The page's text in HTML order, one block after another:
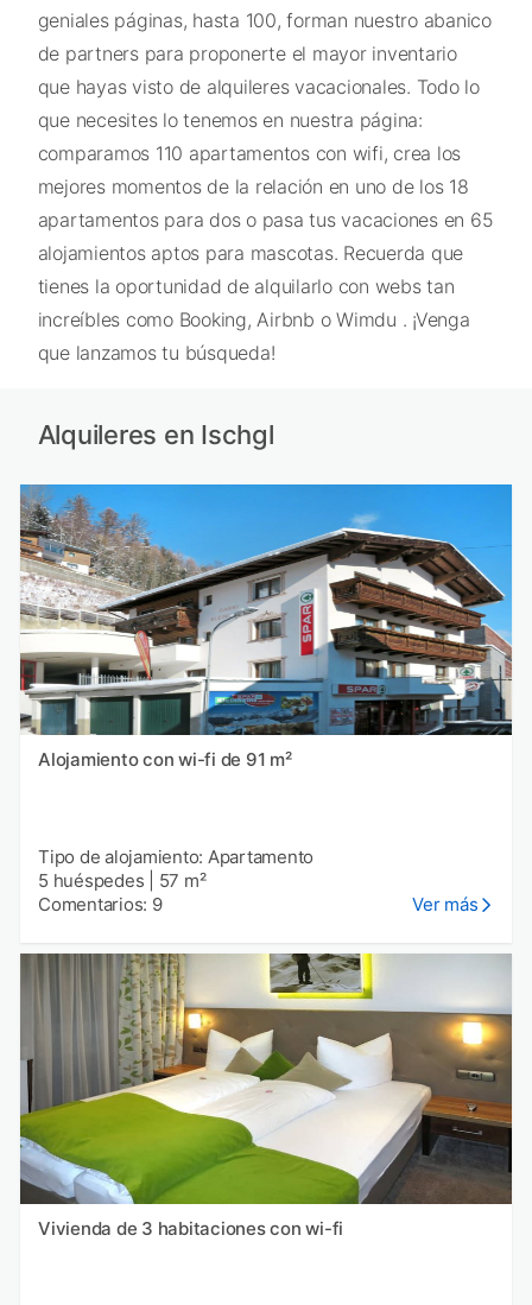
geniales páginas, hasta 100, forman nuestro abanico
de partners para proponerte el mayor inventario
que hayas visto de alquileres vacacionales. Todo lo
que necesites lo tenemos en nuestra página:
comparamos 110 apartamentos con wifi, crea los
mejores momentos de la relación en uno de los 18
apartamentos para dos o pasa tus vacaciones en 65
alojamientos aptos para mascotas. Recuerda que
tienes la oportunidad de alquilarlo con webs tan
increíbles como Booking, Airbnb o Wimdu . ¡Venga
que lanzamos tu búsqueda!
Alquileres en Ischgl
Alojamiento con wi-fi de 91 m²
Tipo de alojamiento: Apartamento
5 huéspedes
57 m²
Comentarios: 9
Ver más
Vivienda de 3 habitaciones con wi-fi